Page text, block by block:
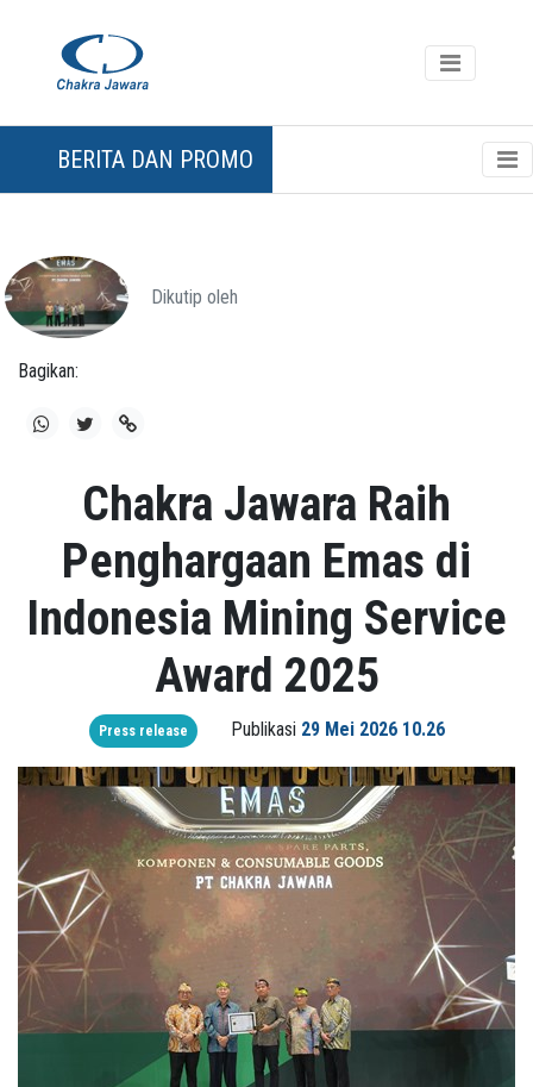
BERITA DAN PROMO
Dikutip oleh
Bagikan:
Chakra Jawara Raih
Penghargaan Emas di
Indonesia Mining Service
Award 2025
Press release Publikasi 29 Mei 2026 10.26